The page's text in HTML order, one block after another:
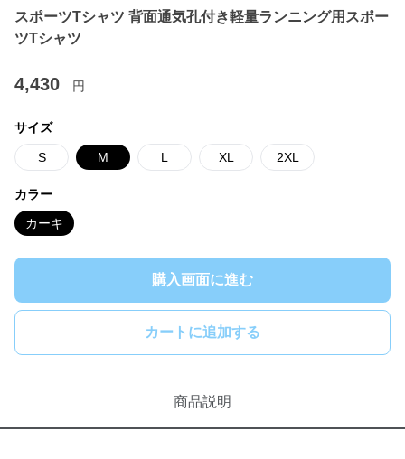
スポーツTシャツ 背面通気孔付き軽量ランニング用スポー
ツTシャツ
4,430 円
サイズ
S M L XL 2XL
カラー
カーキ
購入画面に進む
カートに追加する
商品説明